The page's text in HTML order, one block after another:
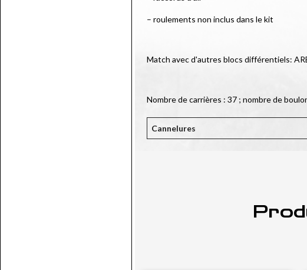
– roulements non inclus dans le kit
Match avec d'autres blocs différentiels:
Nombre de carrières : 37 ; nombre de
Cannelures